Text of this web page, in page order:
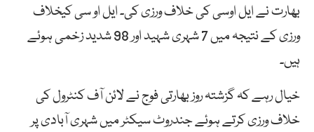
بھارت نے ایل اوسی کی خلاف ورزی کی۔ ایل او سی کیخلاف
ورزی کے نتیجہ میں 7 شہری شہید اور 98 شدید زخمی ہوئے
ہیں۔
خیال رہے کہ گزشتہ روز بھارتی فوج نے لائن آف کنٹرول کی
خلاف ورزی کرتے ہوئے جندروٹ سیکٹر میں شہری آبادی پر